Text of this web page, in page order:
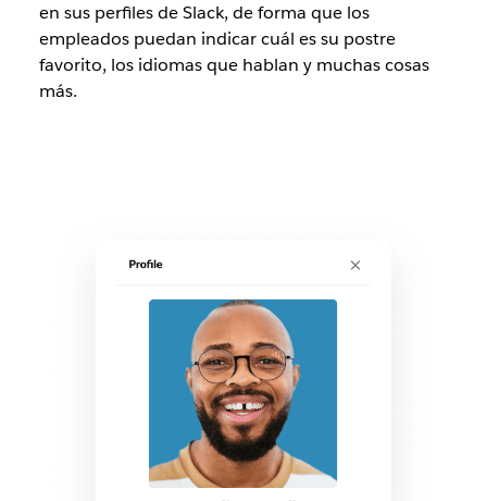
en sus perfiles de Slack, de forma que los
empleados puedan indicar cuál es su postre
favorito, los idiomas que hablan y muchas cosas
más.